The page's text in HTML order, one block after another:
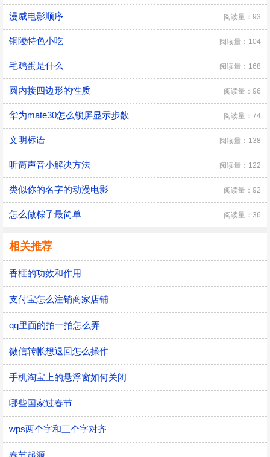
漫威电影顺序 阅读量：93
铜陵特色小吃 阅读量：104
毛鸡蛋是什么 阅读量：168
圆内接四边形的性质 阅读量：96
华为mate30怎么锁屏显示步数 阅读量：74
文明标语 阅读量：138
听筒声音小解决方法 阅读量：122
类似你的名字的动漫电影 阅读量：92
怎么做粽子最简单 阅读量：36
相关推荐
香榧的功效和作用
支付宝怎么注销商家店铺
qq里面的拍一拍怎么弄
微信转帐想退回怎么操作
手机淘宝上的悬浮窗如何关闭
哪些国家过春节
wps两个字和三个字对齐
春节起源